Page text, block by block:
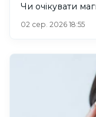
Чи очікувати
02 сер. 2026 18:55